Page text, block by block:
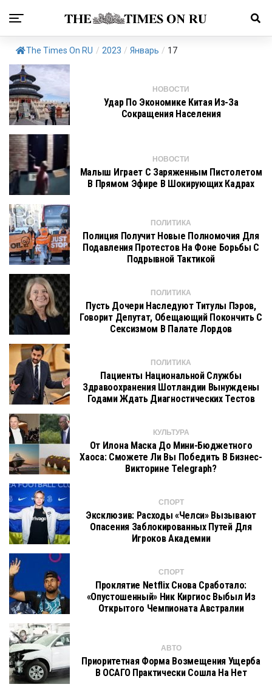
The Times On RU / 2023 / Январь / 17
НОВОСТИ
Удар По Экономике Китая Из-За
Сокращения Населения
НОВОСТИ
Малыш Играет С Заряженным Пистолетом
В Прямом Эфире В Шокирующих Кадрах
ПОЛИТИКА
Полиция Получит Новые Полномочия Для
Подавления Протестов На Фоне Борьбы С
Подрывной Тактикой
ПОЛИТИКА
Пусть Дочери Наследуют Титулы Пэров,
Говорит Депутат, Обещающий Покончить С
Сексизмом В Палате Лордов
ПОЛИТИКА
Пациенты Национальной Службы
Здравоохранения Шотландии Вынуждены
Годами Ждать Диагностических Тестов
КУЛЬТУРА
От Илона Маска До Мини-Бюджетного
Хаоса: Сможете Ли Вы Победить В Бизнес-
Викторине Telegraph?
СПОРТ
Эксклюзив: Расходы «Челси» Вызывают
Опасения Заблокированных Путей Для
Игроков Академии
СПОРТ
Проклятие Netflix Снова Сработало:
«опустошенный» Ник Киргиос Выбыл Из
Открытого Чемпионата Австралии
АВТО
Приоритетная Форма Возмещения Ущерба
В ОСАГО Практически Сошла На Нет